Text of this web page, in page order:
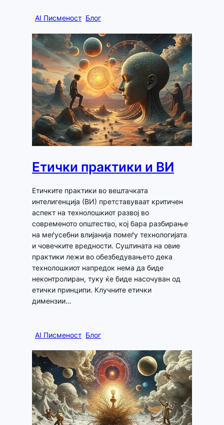
AI Писменост Блог
Етички практики и ВИ
Етичките практики во вештачката
интелигенција (ВИ) претставуваат критичен
аспект на технолошкиот развој во
современото општество, кој бара разбирање
на меѓусебни влијанија помеѓу технологијата
и човечките вредности. Суштината на овие
практики лежи во обезбедувањето дека
технолошкиот напредок нема да биде
неконтролиран, туку ќе биде насочуван од
етички принципи. Клучните етички
димензии…
AI Писменост Блог